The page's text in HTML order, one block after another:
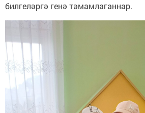
билгеләргә генә тәмамлаганнар.